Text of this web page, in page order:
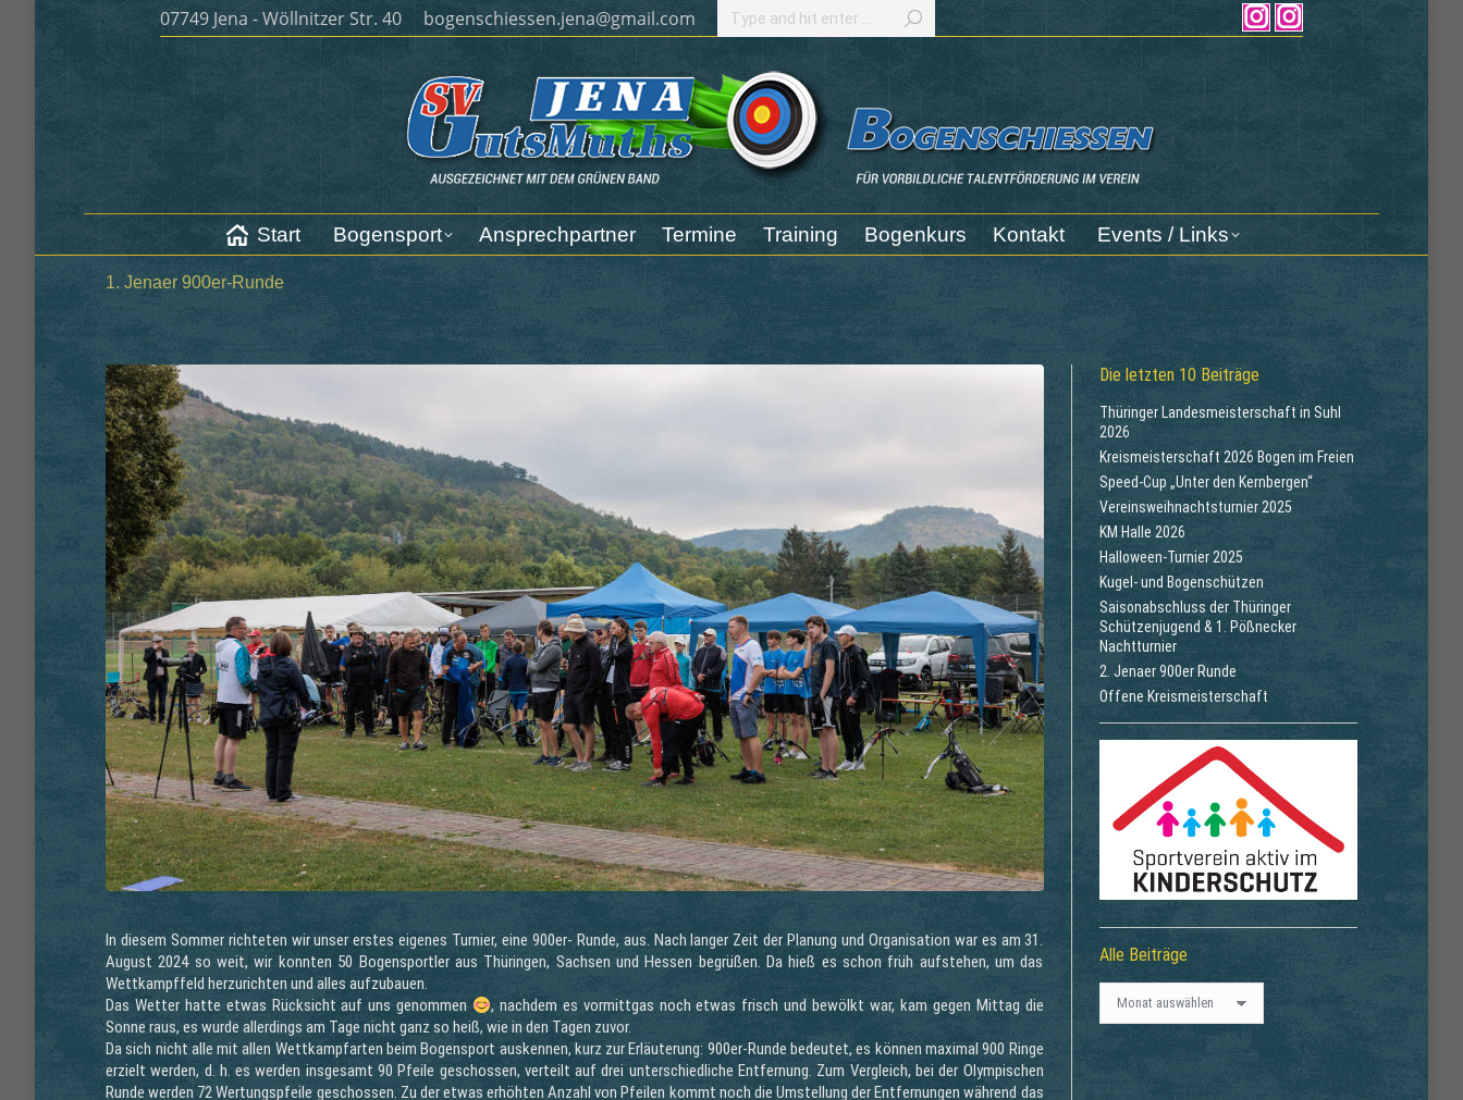
07749 Jena - Wöllnitzer Str. 40 bogenschiessen.jena@gmail.com Search:
Instagram
new
window
Instagram
page
Start Bogensport Ansprechpartner Termine Training Bogenkurs Kontakt Events / Links
1. Jenaer 900er-Runde
In diesem Sommer richteten wir unser erstes eigenes Turnier, eine 900er- Runde, aus. Nach langer Zeit der Planung und Organisation war es am 31.
August 2024 so weit, wir konnten 50 Bogensportler aus Thüringen, Sachsen und Hessen begrüßen. Da hieß es schon früh aufstehen, um das
Wettkampffeld herzurichten und alles aufzubauen.
Das Wetter hatte etwas Rücksicht auf uns genommen
, nachdem es vormittgas noch etwas frisch und bewölkt war, kam gegen Mittag die
Sonne raus, es wurde allerdings am Tage nicht ganz so heiß, wie in den Tagen zuvor.
Da sich nicht alle mit allen Wettkampfarten beim Bogensport auskennen, kurz zur Erläuterung: 900er-Runde bedeutet, es können maximal 900 Ringe
erzielt werden, d. h. es werden insgesamt 90 Pfeile geschossen, verteilt auf drei unterschiedliche Entfernung. Zum Vergleich, bei der Olympischen
Runde werden 72 Wertungspfeile geschossen. Zu der etwas erhöhten Anzahl von Pfeilen kommt noch die Umstellung der Entfernungen während das
Die letzten 10 Beiträge
Thüringer Landesmeisterschaft in Suhl
2026
Kreismeisterschaft 2026 Bogen im Freien
Speed-Cup „Unter den Kernbergen“
Vereinsweihnachtsturnier 2025
KM Halle 2026
Halloween-Turnier 2025
Kugel- und Bogenschützen
Saisonabschluss der Thüringer
Schützenjugend & 1. Pößnecker
Nachtturnier
2. Jenaer 900er Runde
Offene Kreismeisterschaft
Alle Beiträge
Beiträge
Start Bogensport Ansprechpartner Termine Training Bogenkurs